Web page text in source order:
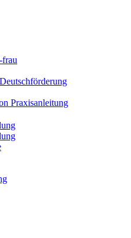
frau
Praxisanleitung